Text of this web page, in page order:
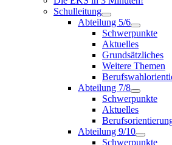
Schulleitung
Abteilung 5/6
Schwerpunkte
Aktuelles
Grundsätzliches
Weitere Themen
Abteilung 7/8
Schwerpunkte
Aktuelles
Abteilung 9/10
Schwerpunkte